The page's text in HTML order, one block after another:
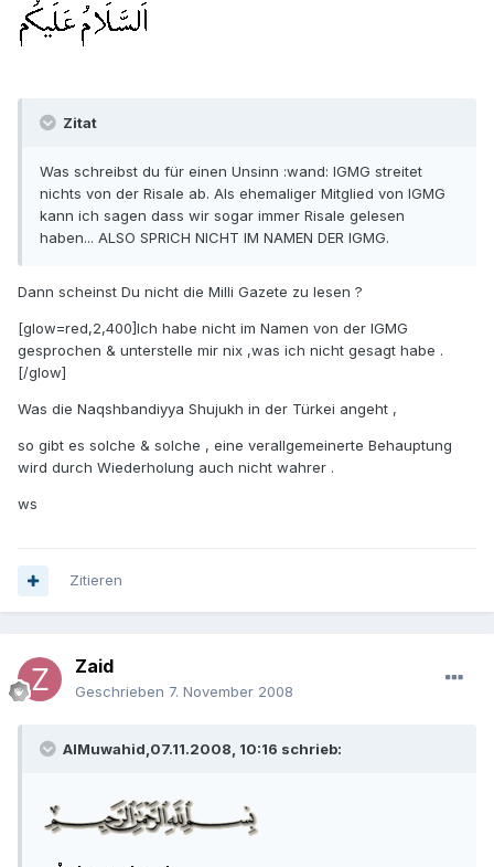
Zitat
Was schreibst du für einen Unsinn :wand: IGMG streitet
nichts von der Risale ab. Als ehemaliger Mitglied von IGMG
kann ich sagen dass wir sogar immer Risale gelesen
haben... ALSO SPRICH NICHT IM NAMEN DER IGMG.
Dann scheinst Du nicht die Milli Gazete zu lesen ?
[glow=red,2,400]Ich habe nicht im Namen von der IGMG
gesprochen & unterstelle mir nix ,was ich nicht gesagt habe .
[/glow]
Was die Naqshbandiyya Shujukh in der Türkei angeht ,
so gibt es solche & solche , eine verallgemeinerte Behauptung
wird durch Wiederholung auch nicht wahrer .
ws
Zitieren
Zaid
Geschrieben 7. November 2008
AlMuwahid,07.11.2008, 10:16 schrieb: